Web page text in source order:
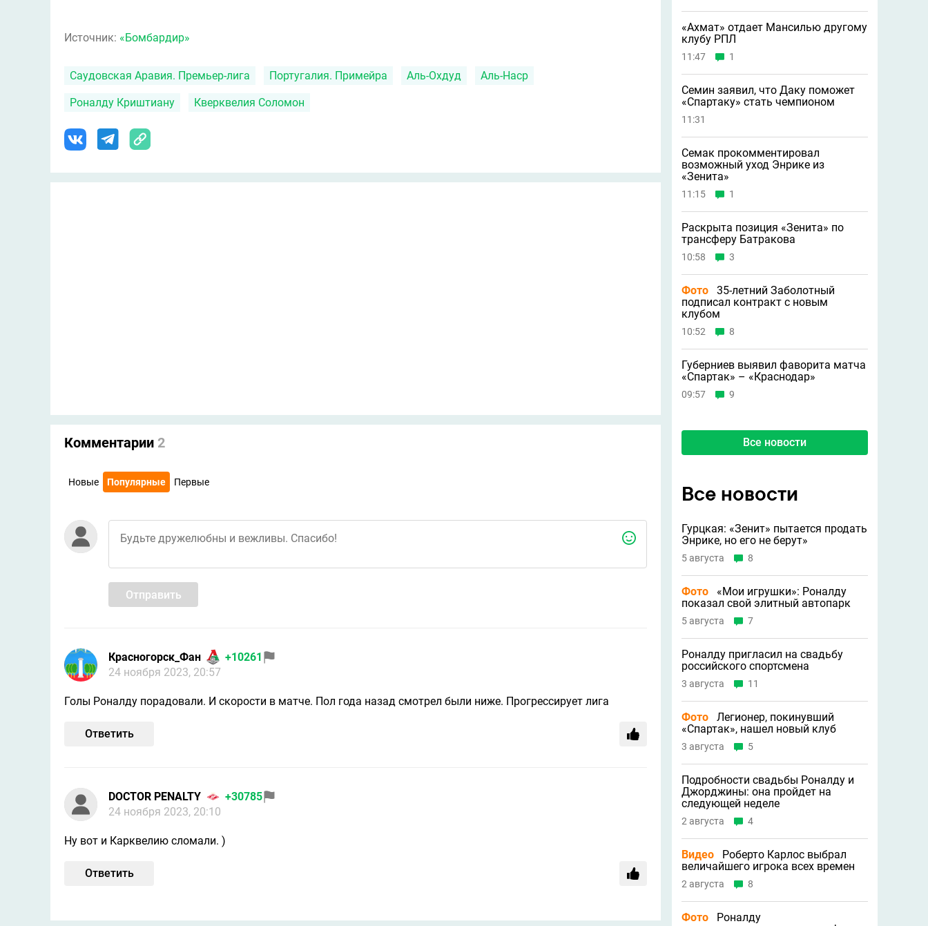
Источник: «Бомбардир»
Саудовская Аравия. Премьер-лига Португалия. Примейра Аль-Охдуд Аль-Наср
Роналду Криштиану Кверквелия Соломон
Комментарии 2
Новые Популярные Первые
Отправить
Красногорск_Фан
+10261
24 ноября 2023, 20:57
Голы Роналду порадовали. И скорости в матче. Пол года назад смотрел были ниже. Прогрессирует лига
Ответить
DOCTOR PENALTY
+30785
24 ноября 2023, 20:10
Ну вот и Карквелию сломали. )
Ответить
«Ахмат» отдает Мансилью другому
клубу РПЛ
11:47 1
Семин заявил, что Даку поможет
«Спартаку» стать чемпионом
11:31
Семак прокомментировал
возможный уход Энрике из
«Зенита»
11:15 1
Раскрыта позиция «Зенита» по
трансферу Батракова
10:58 3
Фото
35-летний Заболотный
подписал контракт с новым
клубом
10:52 8
Губерниев выявил фаворита матча
«Спартак» – «Краснодар»
09:57 9
Все новости
Все новости
Гурцкая: «Зенит» пытается продать
Энрике, но его не берут»
5 августа 8
Фото
«Мои игрушки»: Роналду
показал свой элитный автопарк
5 августа 7
Роналду пригласил на свадьбу
российского спортсмена
3 августа 11
Фото
Легионер, покинувший
«Спартак», нашел новый клуб
3 августа 5
Подробности свадьбы Роналду и
Джорджины: она пройдет на
следующей неделе
2 августа 4
Видео
Роберто Карлос выбрал
величайшего игрока всех времен
2 августа 8
Фото
Роналду